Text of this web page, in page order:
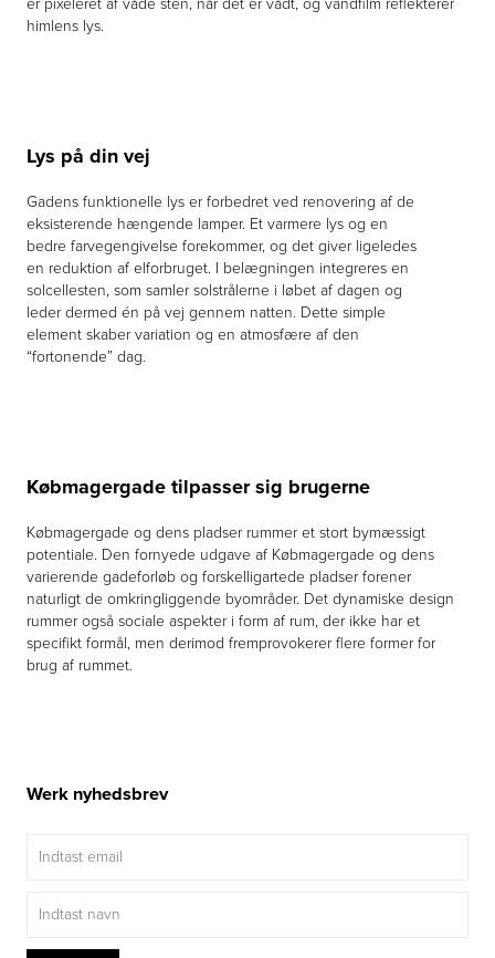
himlens lys.
Lys på din vej
Gadens funktionelle lys er forbedret ved renovering af de
eksisterende hængende lamper. Et varmere lys og en
bedre farvegengivelse forekommer, og det giver ligeledes
en reduktion af elforbruget. I belægningen integreres en
solcellesten, som samler solstrålerne i løbet af dagen og
leder dermed én på vej gennem natten. Dette simple
element skaber variation og en atmosfære af den
“fortonende” dag.
Købmagergade tilpasser sig brugerne
Købmagergade og dens pladser rummer et stort bymæssigt
potentiale. Den fornyede udgave af Købmagergade og dens
varierende gadeforløb og forskelligartede pladser forener
naturligt de omkringliggende byområder. Det dynamiske design
rummer også sociale aspekter i form af rum, der ikke har et
specifikt formål, men derimod fremprovokerer flere former for
brug af rummet.
Werk nyhedsbrev